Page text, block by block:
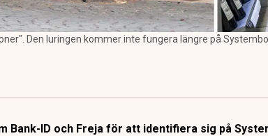
Den luringen kommer inte fungera längre på
Bank-ID och Freja för att identifiera sig på